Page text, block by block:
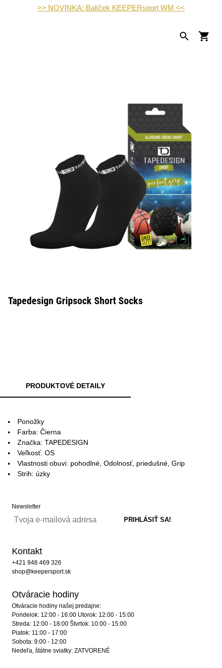
>> NOVINKA: Balíček KEEPERsport WM <<
Tapedesign Gripsock Short Socks
PRODUKTOVÉ DETAILY
Ponožky
Farba: Čierna
Značka: TAPEDESIGN
Veľkosť: OS
Vlastnosti obuvi: pohodlné, Odolnosť, priedušné, Grip
Strih: úzky
Newsletter
Kontakt
+421 948 469 326
shop@keepersport.sk
Otváracie hodiny
Otváracie hodiny našej predajne:
Pondelok: 12:00 - 16:00 Utorok: 12:00 - 15:00
Streda: 12:00 - 18:00 Štvrtok: 10:00 - 15:00
Piatok: 11:00 - 17:00
Sobota: 9:00 - 12:00
Nedeľa, štátne sviatky: ZATVORENÉ